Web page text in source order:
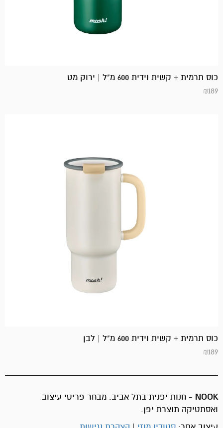
כוס תרמית + קשית וידית 600 מ"ל | ירוק מט
₪189
כוס תרמית + קשית וידית 600 מ"ל | לבן
₪189
NOOK - חנות יפנית בתל אביב. מבחר פריטי עיצוב
ואסתטיקה תוצרת יפן.